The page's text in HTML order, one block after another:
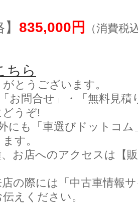
835,000円 （消費税
ちら
とうございます。
お問合せ」・「無料見積
うぞ!
にも「車選びドットコ
す。
お店へのアクセスは【
の際には「中古車情報
えください。